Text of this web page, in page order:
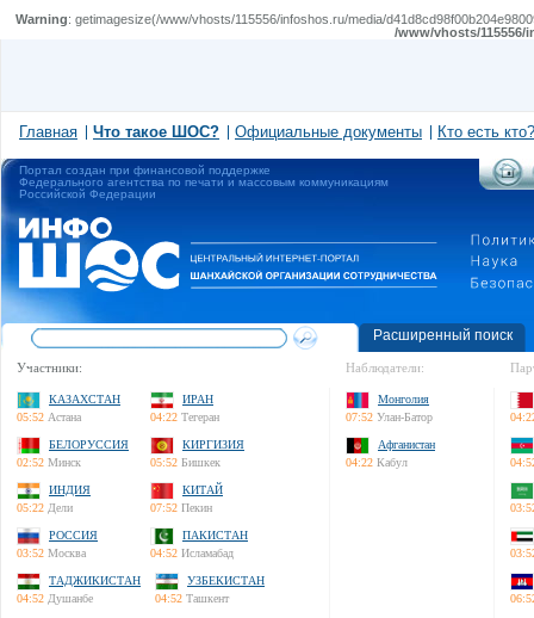
Warning: getimagesize(/www/vhosts/115556/infoshos.ru/media/
/www/vhosts/
Главная Что такое ШОС? Официальные документы Кто есть кто?
Портал создан при финансовой поддержке
Федерального агентства по печати и массовым коммуникациям
Российской Федерации
Расширенный поиск
Участники:
КАЗАХСТАН
05:52 Астана
ИРАН
04:22 Тегеран
БЕЛОРУССИЯ
02:52 Минск
КИРГИЗИЯ
05:52 Бишкек
ИНДИЯ
05:22 Дели
КИТАЙ
07:52 Пекин
РОССИЯ
03:52 Москва
ПАКИСТАН
04:52 Исламабад
ТАДЖИКИСТАН
04:52 Душанбе
УЗБЕКИСТАН
04:52 Ташкент
Наблюдатели:
Монголия
07:52 Улан-Батор
Афганистан
04:22 Кабул